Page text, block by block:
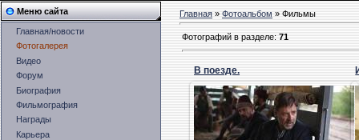
Меню сайта
Главная/новости
Фотогалерея
Видео
Форум
Биография
Фильмография
Награды
Карьера
Главная»Фотоальбом» Фильмы
Фотографий в разделе:71
В поезде.
15.11.2014
Кадр из фильма"Искатель воды".
nevr71